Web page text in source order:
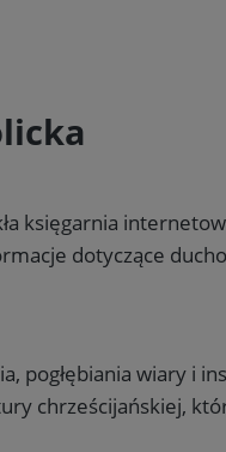
księgarnia
dotyczące
pogłębiania wiary i
chrześcijańskiej,